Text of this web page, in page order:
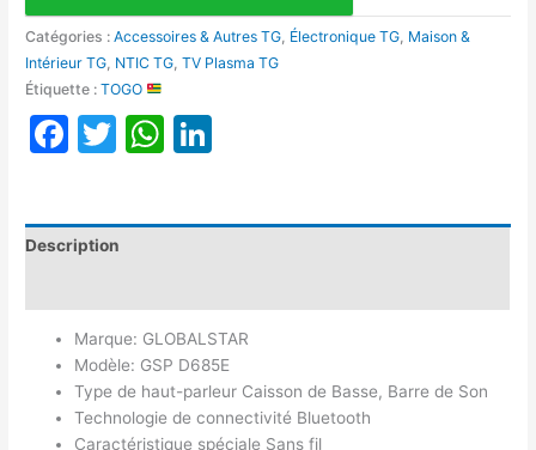
Catégories :Accessoires & Autres TG Électronique TG Maison &
Intérieur TG NTIC TG ,TV Plasma TG
Étiquette :TOGO
Facebook
TwitterWhatsApp
Description
Marque: GLOBALSTAR
Modèle: GSP D685E
Type de haut-parleur Caisson de Basse, Barre de Son
Technologie de connectivité Bluetooth
Caractéristique spéciale Sans fil